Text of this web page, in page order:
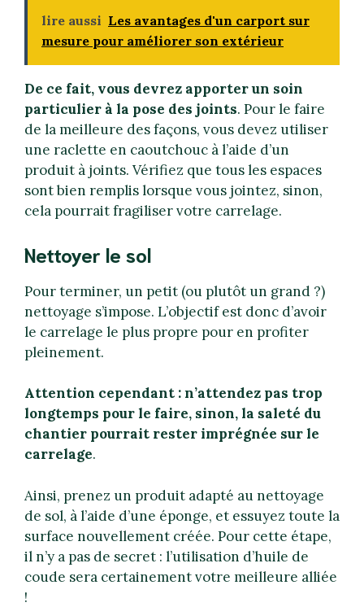
lire aussi Les avantages d'un carport sur
mesure pour améliorer son extérieur
De ce fait, vous devrez apporter un soin
particulier à la pose des joints. Pour le faire
de la meilleure des façons, vous devez utiliser
une raclette en caoutchouc à l’aide d’un
produit à joints. Vérifiez que tous les espaces
sont bien remplis lorsque vous jointez, sinon,
cela pourrait fragiliser votre carrelage.
Nettoyer le sol
Pour terminer, un petit (ou plutôt un grand ?)
nettoyage s’impose. L’objectif est donc d’avoir
le carrelage le plus propre pour en profiter
pleinement.
Attention cependant : n’attendez pas trop
longtemps pour le faire, sinon, la saleté du
chantier pourrait rester imprégnée sur le
carrelage.
Ainsi, prenez un produit adapté au nettoyage
de sol, à l’aide d’une éponge, et essuyez toute la
surface nouvellement créée. Pour cette étape,
il n’y a pas de secret : l’utilisation d’huile de
coude sera certainement votre meilleure alliée
!